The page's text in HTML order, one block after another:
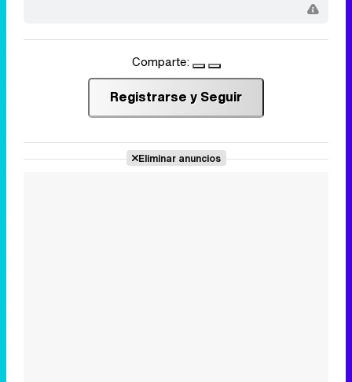
Comparte:
Registrarse y Seguir
Eliminar anuncios